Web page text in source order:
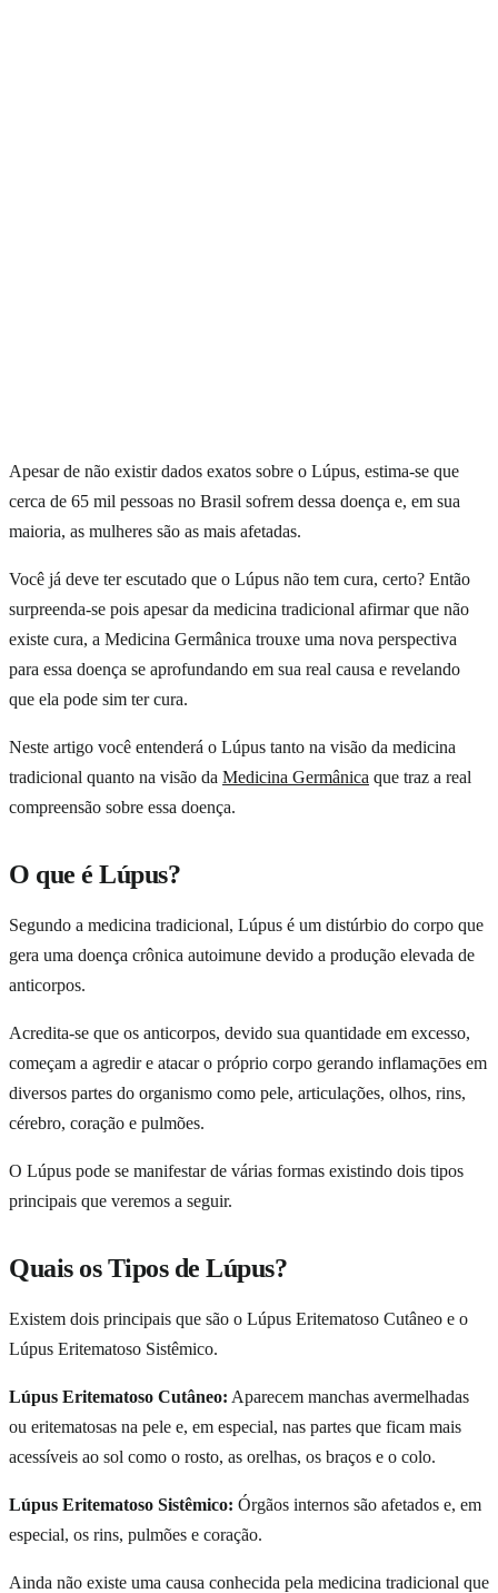
Apesar de não existir dados exatos sobre o Lúpus, estima-se que
cerca de 65 mil pessoas no Brasil sofrem dessa doença e, em sua
maioria, as mulheres são as mais afetadas.
Você já deve ter escutado que o Lúpus não tem cura, certo? Então
surpreenda-se pois apesar da medicina tradicional afirmar que não
existe cura, a Medicina Germânica trouxe uma nova perspectiva
para essa doença se aprofundando em sua real causa e revelando
que ela pode sim ter cura.
Neste artigo você entenderá o Lúpus tanto na visão da medicina
tradicional quanto na visão da Medicina Germânica que traz a real
compreensão sobre essa doença.
O que é Lúpus?
Segundo a medicina tradicional, Lúpus é um distúrbio do corpo que
gera uma doença crônica autoimune devido a produção elevada de
anticorpos.
Acredita-se que os anticorpos, devido sua quantidade em excesso,
começam a agredir e atacar o próprio corpo gerando inflamaçōes em
diversos partes do organismo como pele, articulações, olhos, rins,
cérebro, coração e pulmões.
O Lúpus pode se manifestar de várias formas existindo dois tipos
principais que veremos a seguir.
Quais os Tipos de Lúpus?
Existem dois principais que são o Lúpus Eritematoso Cutâneo e o
Lúpus Eritematoso Sistêmico.
Lúpus Eritematoso Cutâneo: Aparecem manchas avermelhadas
ou eritematosas na pele e, em especial, nas partes que ficam mais
acessíveis ao sol como o rosto, as orelhas, os braços e o colo.
Lúpus Eritematoso Sistêmico: Órgãos internos são afetados e, em
especial, os rins, pulmões e coração.
Ainda não existe uma causa conhecida pela medicina tradicional que